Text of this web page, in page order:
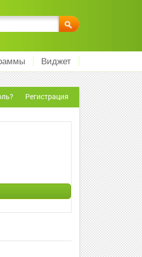
Виджет
Регистрация